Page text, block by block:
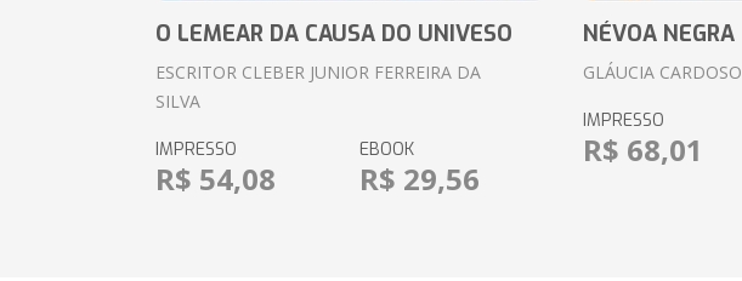
O LEMEAR DA CAUSA DO UNIVESO
ESCRITOR CLEBER JUNIOR FERREIRA DA
SILVA
IMPRESSO
R$ 54,08
EBOOK
R$ 29,56
NÉVOA NEGRA
GLÁUCIA CARDOSO
IMPRESSO
R$ 68,01